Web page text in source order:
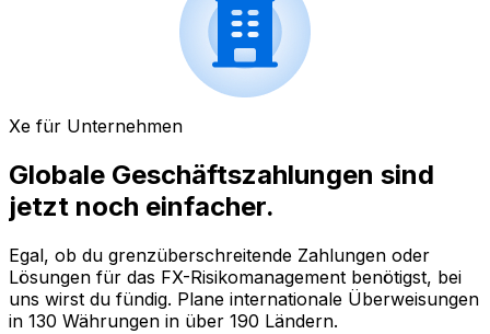
Xe für Unternehmen
Globale Geschäftszahlungen sind
jetzt noch einfacher.
Egal, ob du grenzüberschreitende Zahlungen oder
Lösungen für das FX-Risikomanagement benötigst, bei
uns wirst du fündig. Plane internationale Überweisungen
in 130 Währungen in über 190 Ländern.